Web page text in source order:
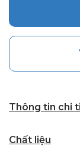
Thông tin chi
Chất liệu